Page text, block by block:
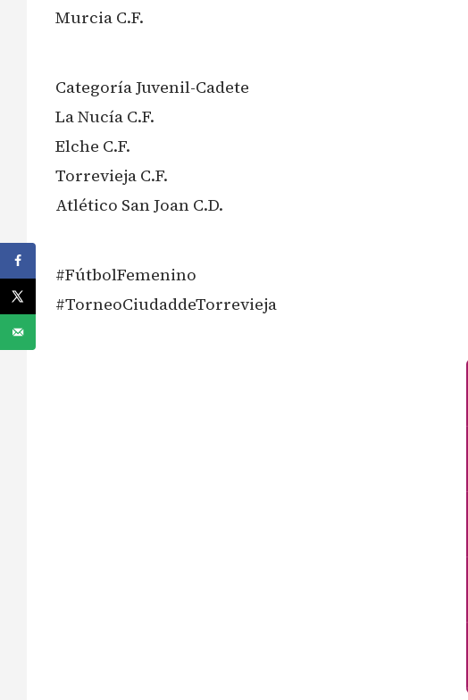
Murcia C.F.
Categoría Juvenil-Cadete
La Nucía C.F.
Elche C.F.
Torrevieja C.F.
Atlético San Joan C.D.
#FútbolFemenino
#TorneoCiudaddeTorrevieja